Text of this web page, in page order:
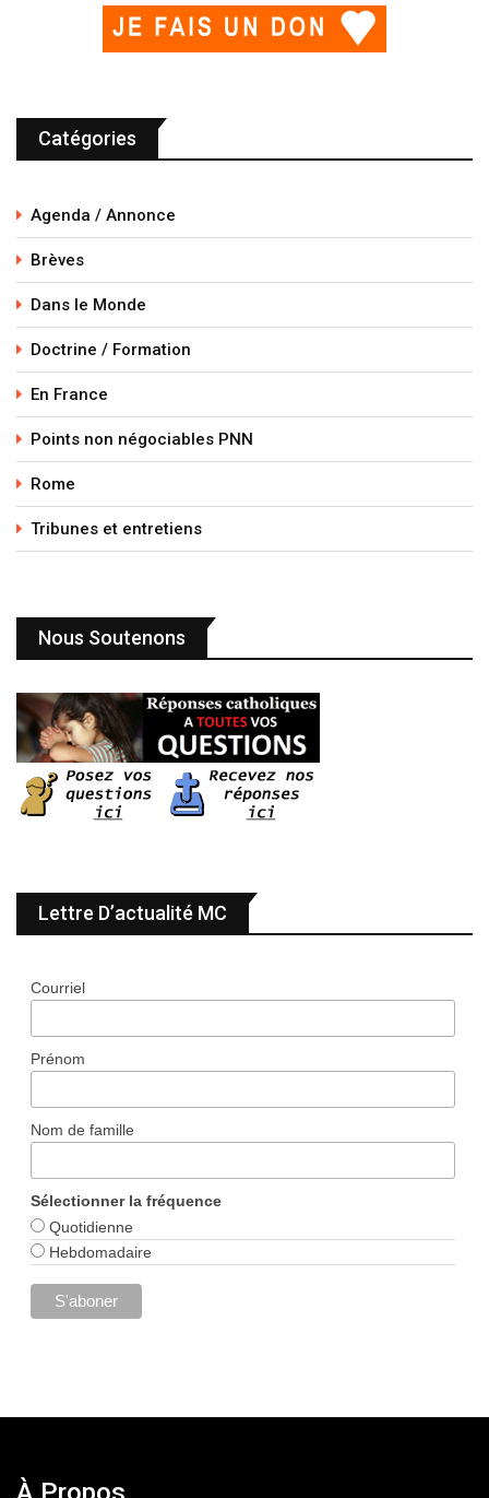
Catégories
Agenda / Annonce
Brèves
Dans le Monde
Doctrine / Formation
En France
Points non négociables PNN
Rome
Tribunes et entretiens
Nous Soutenons
Lettre D’actualité MC
Courriel
Prénom
Nom de famille
Sélectionner la fréquence
Quotidienne
Hebdomadaire